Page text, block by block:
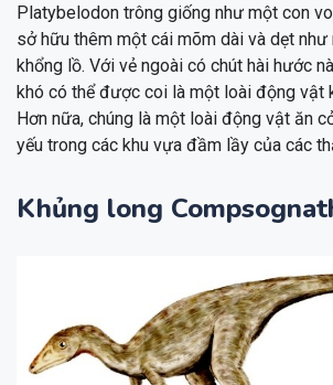
Platybelodon trông giống như một con
sở hữu thêm một cái mõm dài và dẹt
khổng lồ. Với vẻ ngoài có chút hài hước
khó có thể được coi là một loài động vật
Hơn nữa, chúng là một loài động vật ăn
yếu trong các khu vựa đầm lầy của các
Khủng long